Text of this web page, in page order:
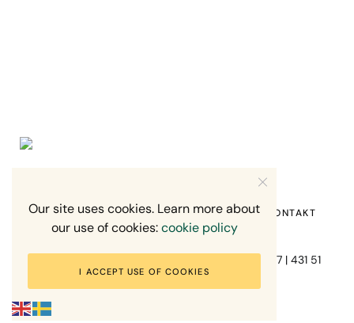
Fotograf Mikael Svensson | Gundefjällsgatan 407 | 431 51
Mölndal | +46-70-7671863
HEM OM MIG RECENSION OM MIG KONTAKT
Our site uses cookies. Learn more about
our use of cookies:cookie policy
I ACCEPT USE OF COOKIES